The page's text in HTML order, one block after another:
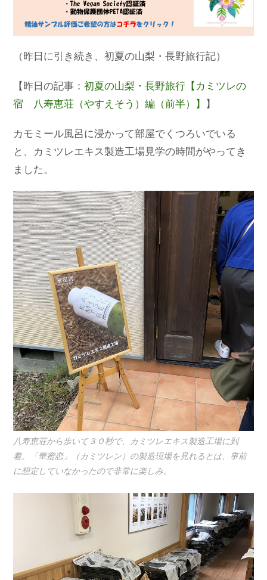
（昨日に引き続き、初夏の山梨・長野旅行記）
【昨日の記事：初夏の山梨・長野旅行【カミツレの
宿 八寿恵荘（やすえそう）編（前半）】
】
カモミール風呂に浸かって部屋でくつろいでいる
と、カミツレエキス製造工場見学の時間がやってき
ました。
八寿恵荘から歩いて３０秒で、カミツレエキス製造工場に到
着。「華蜜恋」（カミツレン）の製造現場を見れるとは、事前
に想定していなかったので非常に楽しみ。